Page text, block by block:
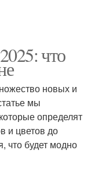
что
новых и
мы
определят
и цветов до
что будет модно